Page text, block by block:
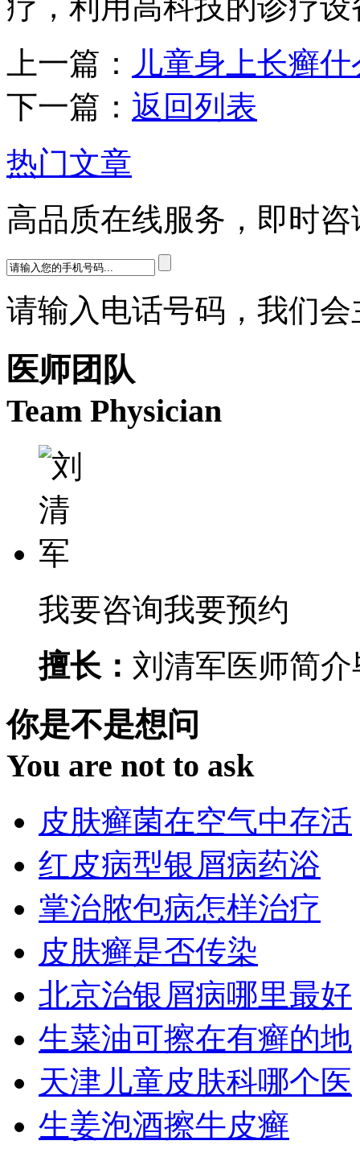
上一篇： 儿童身上长癣
下一篇： 返回列表
热门文章
高品质在线服务，即时咨
请输入电话号码，我们
医师团队
Team Physician
我要咨询我要预约
擅长： 刘清军医师简
你是不是想问
You are not to ask
皮肤癣菌在空气中存活
红皮病型银屑病药浴
掌治脓包病怎样治疗
皮肤癣是否传染
北京治银屑病哪里最好
生菜油可擦在有癣的地
天津儿童皮肤科哪个医
生姜泡酒擦牛皮癣